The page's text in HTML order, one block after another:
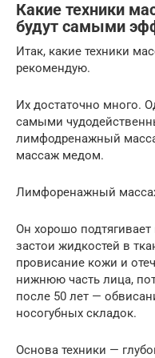
Какие техники
будут самыми
Итак, какие техники
рекомендую.
Их достаточно много.
самыми
лимфодренажный
массаж медом.
Лимфоренажный
Он хорошо
застои жидкостей в
провисание кожи и
нижнюю часть лица,
после 50 лет —
носогубных складок.
Основа техники —